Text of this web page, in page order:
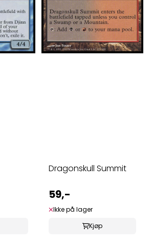
Dragonskull Summit
59,-
Ikke på lager
Kjøp